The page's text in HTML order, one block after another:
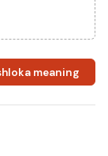
meaning